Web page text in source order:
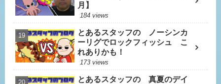
月】
184 views
とあるスタッフの ノーシンカ
ーリグでロックフィッシュ こ
れありかも！
173 views
とあるスタッフの 真夏のデイ